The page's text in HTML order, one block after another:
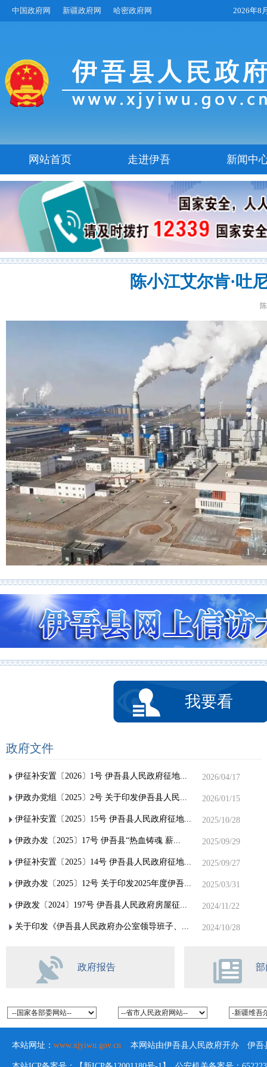
中国政府网 新疆政府网 哈密政府网 2026年8
网站首页 走进伊吾 新闻中
陈小江艾尔肯·吐
1 2
我要看
政府文件
伊征补安置〔2026〕1号 伊吾县人民政府征地... 2026/04/17
伊政办党组〔2025〕2号 关于印发伊吾县人民... 2026/01/15
伊征补安置〔2025〕15号 伊吾县人民政府征地... 2025/10/28
伊政办发〔2025〕17号 伊吾县“热血铸魂 薪... 2025/09/29
伊征补安置〔2025〕14号 伊吾县人民政府征地... 2025/09/27
伊政办发〔2025〕12号 关于印发2025年度伊吾... 2025/03/31
伊政发〔2024〕197号 伊吾县人民政府房屋征... 2024/11/22
关于印发《伊吾县人民政府办公室领导班子、... 2024/10/28
政府报告 部
本站网址： www.xjyiwu.gov.cn 本网站由伊吾县人民政府开办 伊吾